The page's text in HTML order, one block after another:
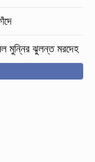
মুন্নির ঝুলন্ত মরদেহ